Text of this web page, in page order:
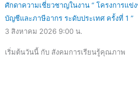
ศักดาความเชี่ยวชาญในงาน “ โครงการแ
บัญชีและภาษีอากร ระดับประเทศ ครั้งที่ 1 ”
3 สิงหาคม 2026 9:00 น.
เริ่มต้นวันนี้ กับ สังคมการเรียนรู้คุณภาพ